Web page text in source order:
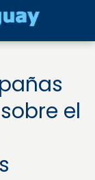
el